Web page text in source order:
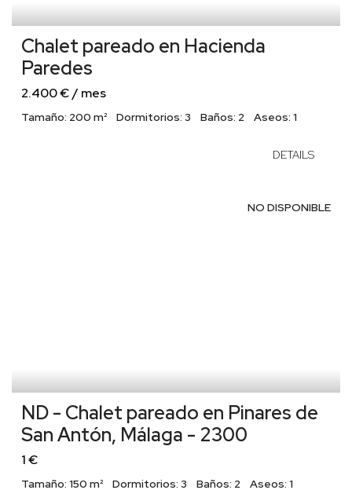
Chalet pareado en Hacienda
Paredes
2.400 € / mes
Tamaño: 200 m² Dormitorios: 3 Baños: 2 Aseos: 1
DETAILS
NO DISPONIBLE
ND - Chalet pareado en Pinares de
San Antón, Málaga - 2300
1 €
Tamaño: 150 m² Dormitorios: 3 Baños: 2 Aseos: 1